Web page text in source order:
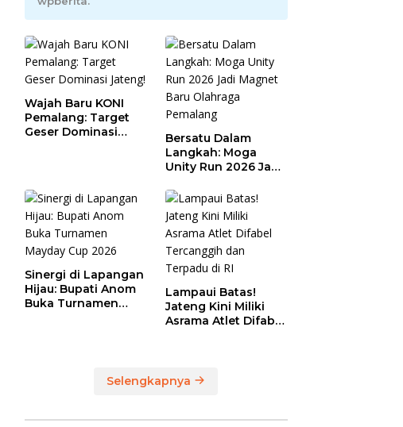
Wajah Baru KONI
Pemalang: Target
Geser Dominasi
Bersatu Dalam
Langkah: Moga
Unity Run 2026 Jadi
Olahraga Pemalang
Sinergi di Lapangan
Hijau: Bupati Anom
Buka Turnamen
Lampaui Batas!
Jateng Kini Miliki
Asrama Atlet Difabel
Selengkapnya